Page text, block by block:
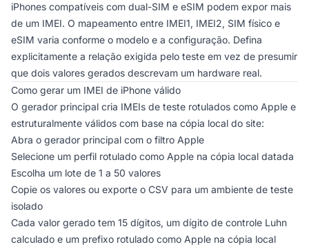
iPhones compatíveis com dual-SIM e eSIM podem expor mais
de um IMEI. O mapeamento entre IMEI1, IMEI2, SIM físico e
eSIM varia conforme o modelo e a configuração. Defina
explicitamente a relação exigida pelo teste em vez de presumir
que dois valores gerados descrevam um hardware real.
Como gerar um IMEI de iPhone válido
O gerador principal cria IMEIs de teste rotulados como Apple e
estruturalmente válidos com base na cópia local do site:
Abra o gerador principal com o filtro Apple
Selecione um perfil rotulado como Apple na cópia local datada
Escolha um lote de 1 a 50 valores
Copie os valores ou exporte o CSV para um ambiente de teste
isolado
Cada valor gerado tem 15 dígitos, um dígito de controle Luhn
calculado e um prefixo rotulado como Apple na cópia local